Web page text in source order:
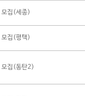
모집(세종)
모집(평택)
모집(동탄2)